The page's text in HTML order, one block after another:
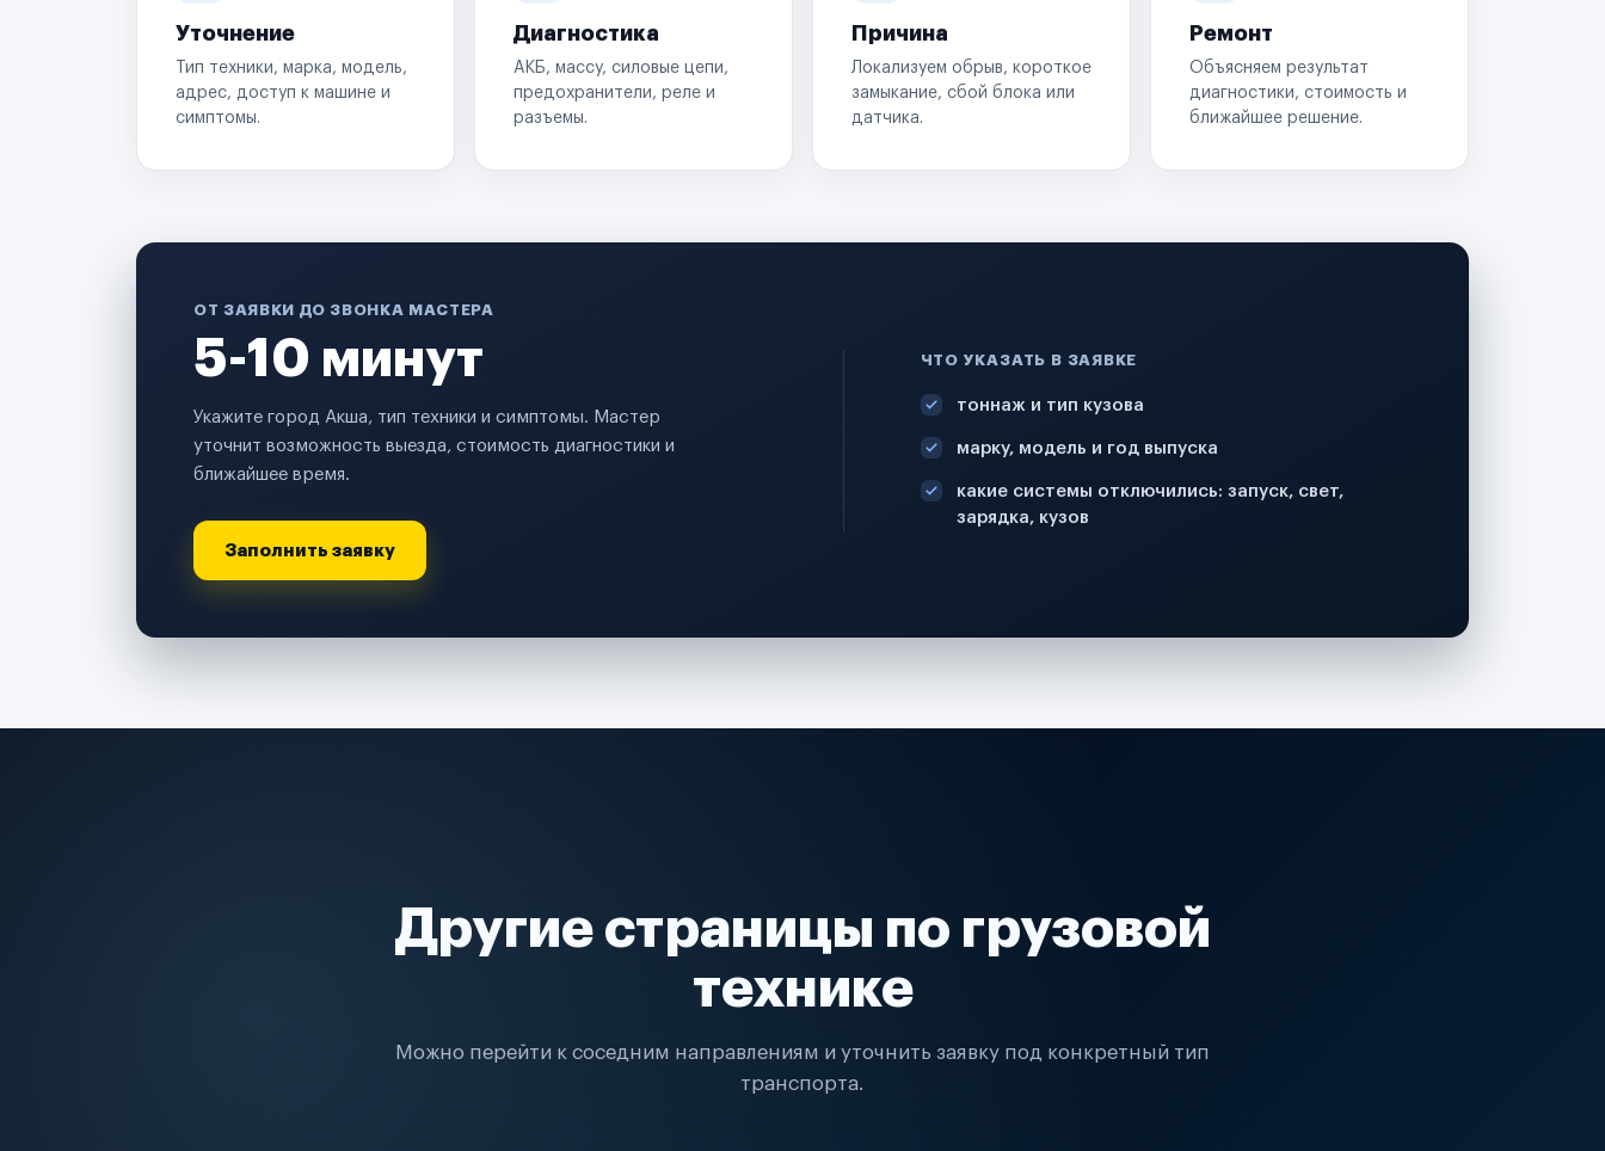
Уточнение
Тип техники, марка, модель,
адрес, доступ к машине и
симптомы.
Диагностика
АКБ, массу, силовые цепи,
предохранители, реле и
разъемы.
Причина
Локализуем обрыв, короткое
замыкание, сбой блока или
датчика.
Ремонт
Объясняем результат
диагностики, стоимость и
ближайшее решение.
ОТ ЗАЯВКИ ДО ЗВОНКА МАСТЕРА
5-10 минут
Укажите город Акша, тип техники и симптомы. Мастер
уточнит возможность выезда, стоимость диагностики и
ближайшее время.
Заполнить заявку
ЧТО УКАЗАТЬ В ЗАЯВКЕ
тоннаж и тип кузова
марку, модель и год выпуска
какие системы отключились: запуск, свет,
зарядка, кузов
Другие страницы по грузовой
технике
Можно перейти к соседним направлениям и уточнить заявку под конкретный тип
транспорта.